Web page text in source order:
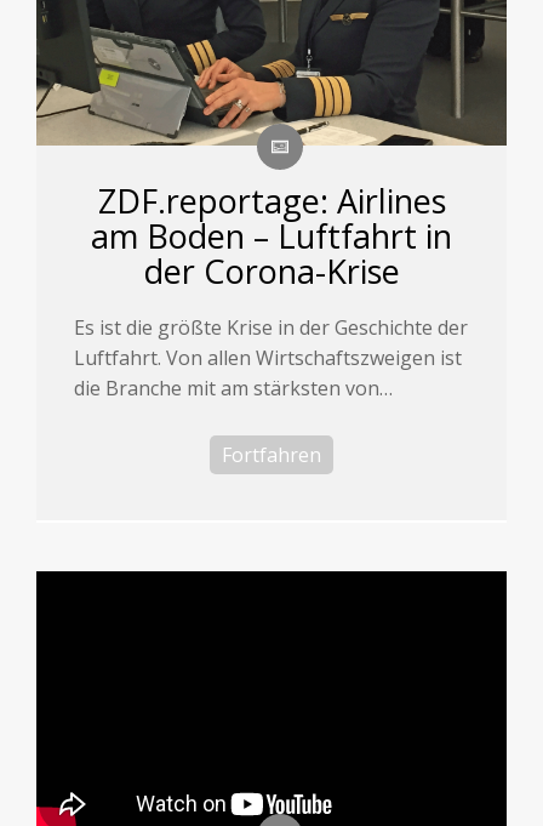
ZDF.reportage: Airlines
am Boden – Luftfahrt in
der Corona-Krise
Es ist die größte Krise in der Geschichte der
Luftfahrt. Von allen Wirtschaftszweigen ist
die Branche mit am stärksten von…
Fortfahren